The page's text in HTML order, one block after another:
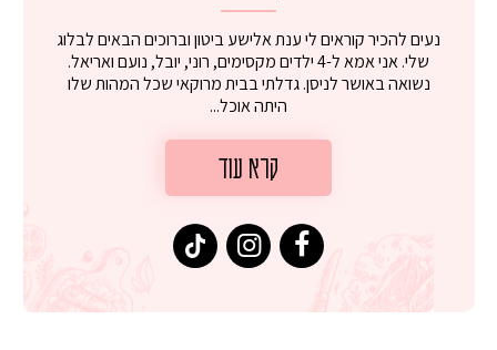
נעים להכיר קוראים לי ענת אלישע ביטון וברוכים הבאים לבלוג
שלי. אני אמא ל-4 ילדים מקסימים, רוני, יובל, נועם ואריאל.
נשואה באושר לניסן. גדלתי בבית מרוקאי שכל המהות שלו
היתה אוכל...
קרא עוד